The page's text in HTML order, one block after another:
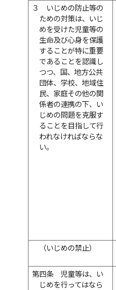
３
いじめの防止等の
ための対策は、いじ
めを受けた児童等の
生命及び心身を保護
することが特に重要
であることを認識し
つつ、国、地方公共
団体、学校、地域住
民、家庭その他の関
係者の連携の下、い
じめの問題を克服す
ることを目指して行
われなければならな
い。
（いじめの禁止）
第四条
児童等は、い
じめを行ってはなら